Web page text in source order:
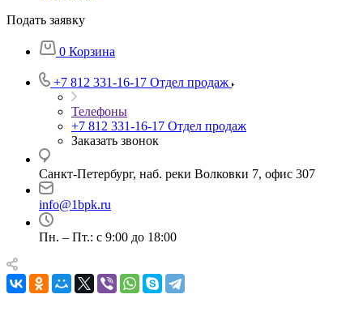
Подать заявку
0 Корзина
+7 812 331-16-17 Отдел продаж
Телефоны
+7 812 331-16-17 Отдел продаж
Заказать звонок
Санкт-Петербург, наб. реки Волковки 7, офис 307
info@1bpk.ru
Пн. – Пт.: с 9:00 до 18:00